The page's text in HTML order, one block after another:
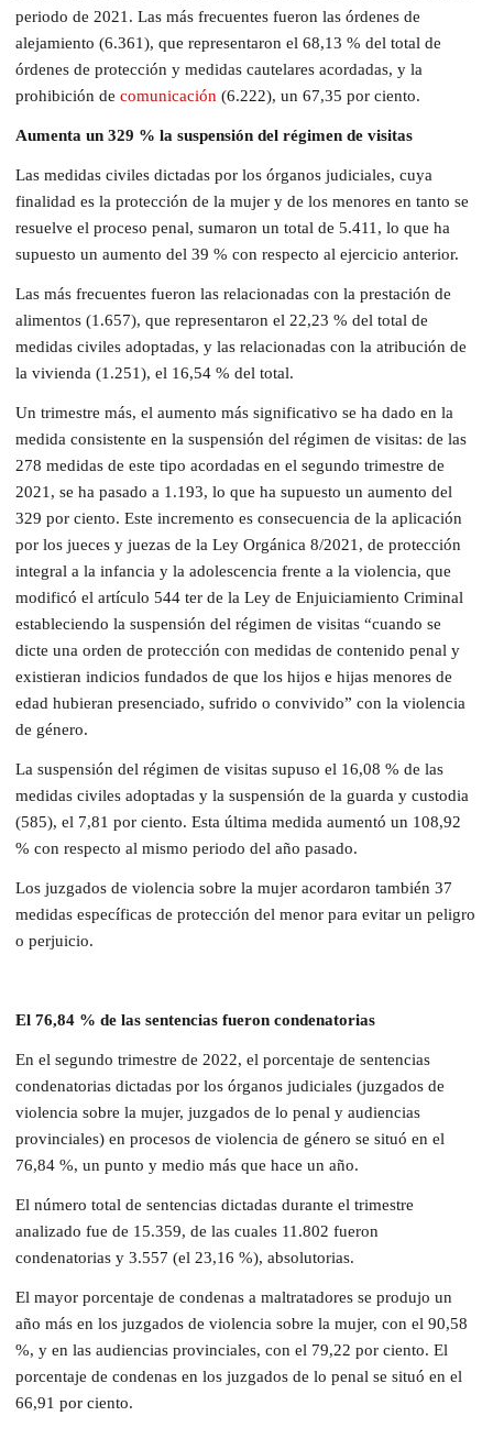
periodo de 2021. Las más frecuentes fueron las órdenes de
alejamiento (6.361), que representaron el 68,13 % del total de
órdenes de protección y medidas cautelares acordadas, y la
prohibición de comunicación (6.222), un 67,35 por ciento.
Aumenta un 329 % la suspensión del régimen de visitas
Las medidas civiles dictadas por los órganos judiciales, cuya
finalidad es la protección de la mujer y de los menores en tanto se
resuelve el proceso penal, sumaron un total de 5.411, lo que ha
supuesto un aumento del 39 % con respecto al ejercicio anterior.
Las más frecuentes fueron las relacionadas con la prestación de
alimentos (1.657), que representaron el 22,23 % del total de
medidas civiles adoptadas, y las relacionadas con la atribución de
la vivienda (1.251), el 16,54 % del total.
Un trimestre más, el aumento más significativo se ha dado en la
medida consistente en la suspensión del régimen de visitas: de las
278 medidas de este tipo acordadas en el segundo trimestre de
2021, se ha pasado a 1.193, lo que ha supuesto un aumento del
329 por ciento. Este incremento es consecuencia de la aplicación
por los jueces y juezas de la Ley Orgánica 8/2021, de protección
integral a la infancia y la adolescencia frente a la violencia, que
modificó el artículo 544 ter de la Ley de Enjuiciamiento Criminal
estableciendo la suspensión del régimen de visitas “cuando se
dicte una orden de protección con medidas de contenido penal y
existieran indicios fundados de que los hijos e hijas menores de
edad hubieran presenciado, sufrido o convivido” con la violencia
de género.
La suspensión del régimen de visitas supuso el 16,08 % de las
medidas civiles adoptadas y la suspensión de la guarda y custodia
(585), el 7,81 por ciento. Esta última medida aumentó un 108,92
% con respecto al mismo periodo del año pasado.
Los juzgados de violencia sobre la mujer acordaron también 37
medidas específicas de protección del menor para evitar un peligro
o perjuicio.
El 76,84 % de las sentencias fueron condenatorias
En el segundo trimestre de 2022, el porcentaje de sentencias
condenatorias dictadas por los órganos judiciales (juzgados de
violencia sobre la mujer, juzgados de lo penal y audiencias
provinciales) en procesos de violencia de género se situó en el
76,84 %, un punto y medio más que hace un año.
El número total de sentencias dictadas durante el trimestre
analizado fue de 15.359, de las cuales 11.802 fueron
condenatorias y 3.557 (el 23,16 %), absolutorias.
El mayor porcentaje de condenas a maltratadores se produjo un
año más en los juzgados de violencia sobre la mujer, con el 90,58
%, y en las audiencias provinciales, con el 79,22 por ciento. El
porcentaje de condenas en los juzgados de lo penal se situó en el
66,91 por ciento.